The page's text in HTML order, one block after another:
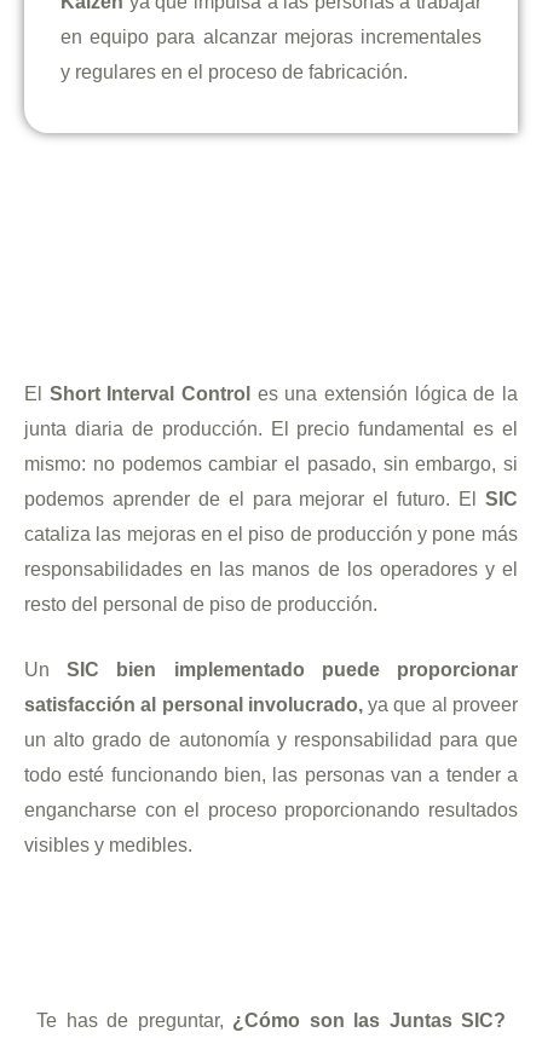
en equipo para alcanzar mejoras incrementales
y regulares en el proceso de fabricación.
El Short Interval Control
es una extensión lógica de la
junta diaria de producción. El precio fundamental es el
mismo: no podemos cambiar el pasado, sin embargo, si
podemos aprender de el para mejorar el futuro. El SIC
cataliza las mejoras en el piso de producción y pone más
responsabilidades en las manos de los operadores y el
resto del personal de piso de producción.
UnSIC bien implementado puede proporcionar
satisfacción al personal involucrado,ya que al proveer
un alto grado de autonomía y responsabilidad para que
todo esté funcionando bien, las personas van a tender a
engancharse con el proceso proporcionando resultados
visibles y medibles.
Te has de preguntar, ¿Cómo son las Juntas SIC?